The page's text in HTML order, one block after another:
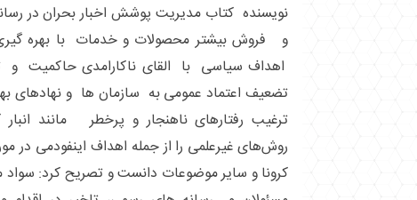
نویسنده کتاب مدیریت پوشش اخبار بحران در
و فروش بیشتر محصولات و خدمات با بهره
اهداف سیاسی با القای ناکارامدی حاکمیت و
تضعیف اعتماد عمومی به سازمان ها و نهادهای
ترغیب رفتارهای ناهنجار و پرخطر مانند انبار
روش‌های غیرعلمی را از جمله اهداف اینفودمی در
کرونا و سایر موضوعات دانست و تصریح کرد: سواد